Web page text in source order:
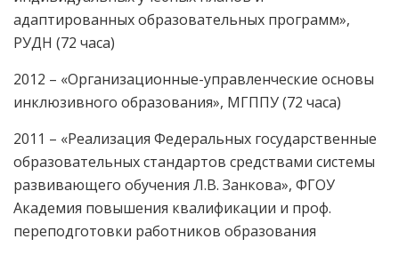
адаптированных образовательных программ»,
РУДН (72 часа)
2012 – «Организационные-управленческие основы
инклюзивного образования», МГППУ (72 часа)
2011 – «Реализация Федеральных государственные
образовательных стандартов средствами системы
развивающего обучения Л.В. Занкова», ФГОУ
Академия повышения квалификации и проф.
переподготовки работников образования